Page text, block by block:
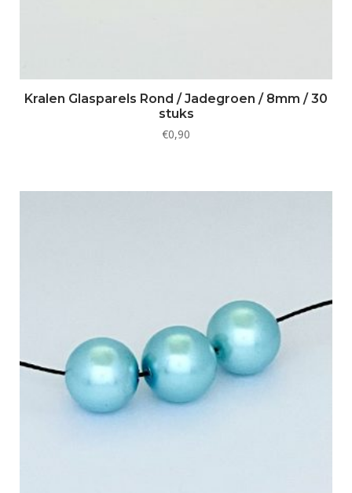
Kralen Glasparels Rond / Jadegroen / 8mm / 30
stuks
€0,90